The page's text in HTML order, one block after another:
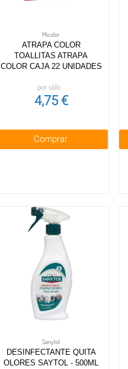
Micolor
ATRAPA COLOR
TOALLITAS ATRAPA
COLOR CAJA 22 UNIDADES
por sólo
4,75 €
Comprar
Sanytol
DESINFECTANTE QUITA
OLORES SAYTOL - 500ML